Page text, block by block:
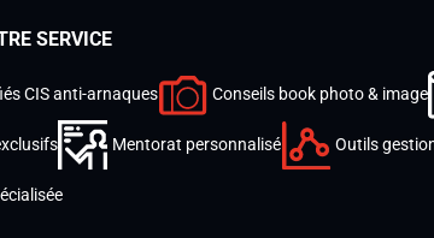
SERVICE
CIS anti-arnaques Conseils book photo & image
Mentorat personnalisé Outils